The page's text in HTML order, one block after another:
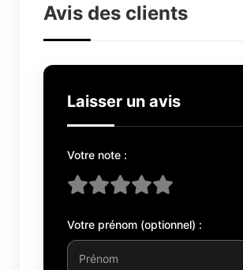
Avis des clients
Laisser un avis
Votre note :
Votre prénom (optionnel) :